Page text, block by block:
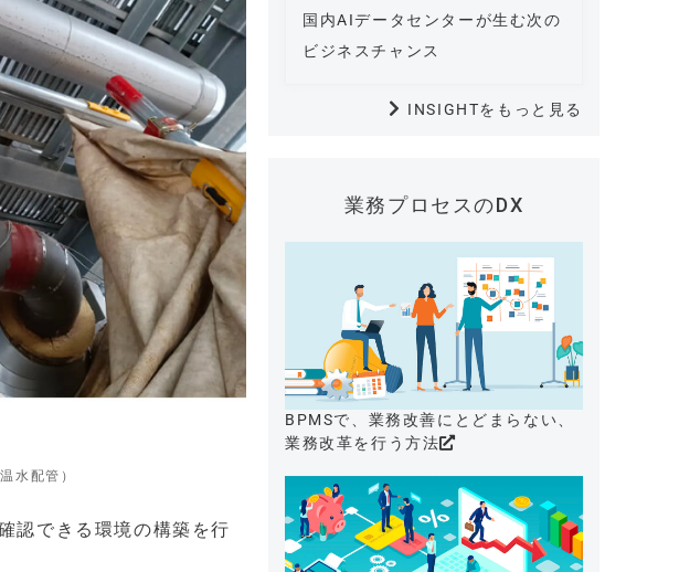
水配管）
認できる環境の構築を行
国内AIデータセンターが生む次の
ビジネスチャンス
INSIGHTをもっと見る
業務プロセスのDX
BPMSで、業務改善にとどまらない、
業務改革を行う方法